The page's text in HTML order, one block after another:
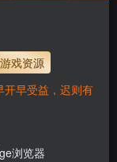
系QQ：3317425885
即可，更多请看本
戏资源
开早受益，迟则有
浏览器